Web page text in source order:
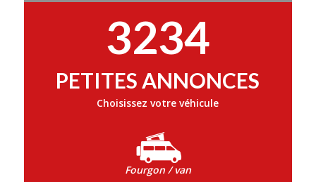
3234
PETITES ANNONCES
Choisissez votre véhicule
Fourgon / van